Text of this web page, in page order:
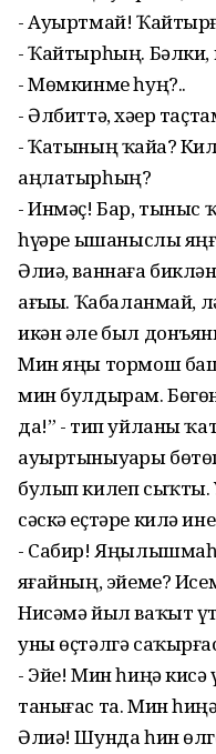
- Ауыртмай!
- Ҡайтырһың. Бәлки,
- Мөмкинме һуң?..
- Әлбиттә, хәҙер
- Ҡатының ҡайҙа?
аңлатырһың?
- Инмәҫ! Бар, тыныс
һүҙҙәре ышаныслы
Әлиә, ваннаға
ағыҙҙы. Ҡабаланмай,
икән әле был
Мин яңы тормош
мин булдырам.
да!” - тип уйланы
ауыртыныуҙары
булып килеп сыҡты.
сәскә еҫтәре килә
- Сабир!
яҙғайның, эйеме?
Нисәмә йыл ваҡыт
уны өҫтәлгә
- Эйе! Мин һиңә кисә
танығас та. Мин
Әлиә! Шунда һин